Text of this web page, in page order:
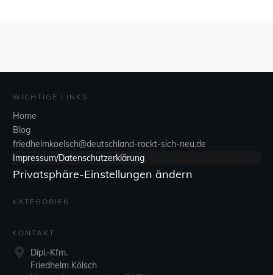
WICHTIGE LINKS
Home
Blog
friedhelmkoelsch@deutschland-rockt-sich-neu.de
Impressum/Datenschutzerklärung
Privatsphäre-Einstellungen ändern
KATEGORIEN
KONTAKT
Dipl.-Kfm.
Friedhelm Kölsch